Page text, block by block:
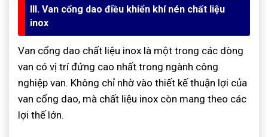
III. Van cổng dao điều khiển khí nén chất liệu
inox
Van cổng dao chất liệu inox là một trong các dòng
van có vị trí đứng cao nhất trong ngành công
nghiệp van. Không chỉ nhờ vào thiết kế thuận lợi của
van cổng dao, mà chất liệu inox còn mang theo các
lợi thế lớn.